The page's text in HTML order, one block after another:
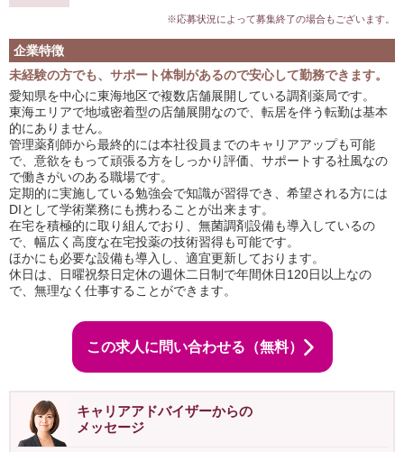
※応募状況によって募集終了の場合もございます。
企業特徴
未経験の方でも、サポート体制があるので安心して勤務できます。
愛知県を中心に東海地区で複数店舗展開している調剤薬局です。
東海エリアで地域密着型の店舗展開なので、転居を伴う転勤は基本
的にありません。
管理薬剤師から最終的には本社役員までのキャリアアップも可能
で、意欲をもって頑張る方をしっかり評価、サポートする社風なの
で働きがいのある職場です。
定期的に実施している勉強会で知識が習得でき、希望される方には
DIとして学術業務にも携わることが出来ます。
在宅を積極的に取り組んでおり、無菌調剤設備も導入しているの
で、幅広く高度な在宅投薬の技術習得も可能です。
ほかにも必要な設備も導入し、適宜更新しております。
休日は、日曜祝祭日定休の週休二日制で年間休日120日以上なの
で、無理なく仕事することができます。
この求人に問い合わせる（無料）
キャリアアドバイザーからの
メッセージ